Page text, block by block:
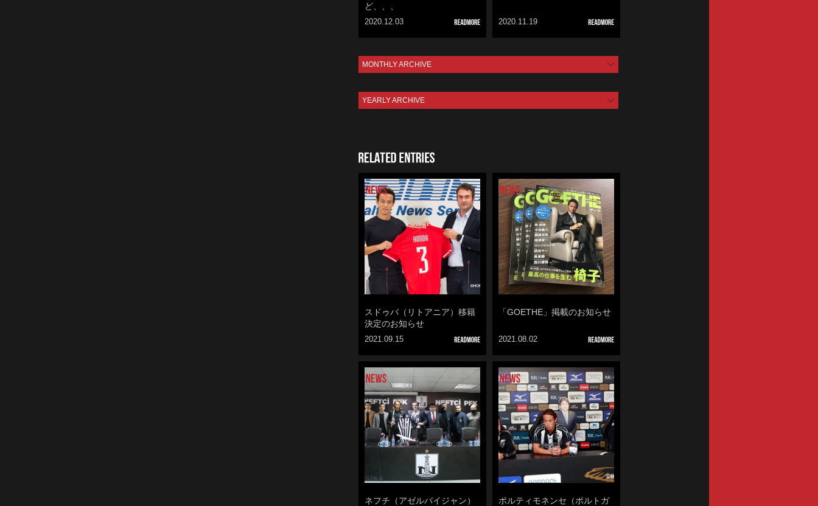
ど、、、
2020.12.03 2020.11.19
MONTHLY ARCHIVE
YEARLY ARCHIVE
スドゥバ（リトアニア）移籍
決定のお知らせ
2021.09.15
「GOETHE」掲載のお知らせ
2021.08.02
ネフチ（アゼルバイジャン）
ポルティモネンセ（ポルトガ